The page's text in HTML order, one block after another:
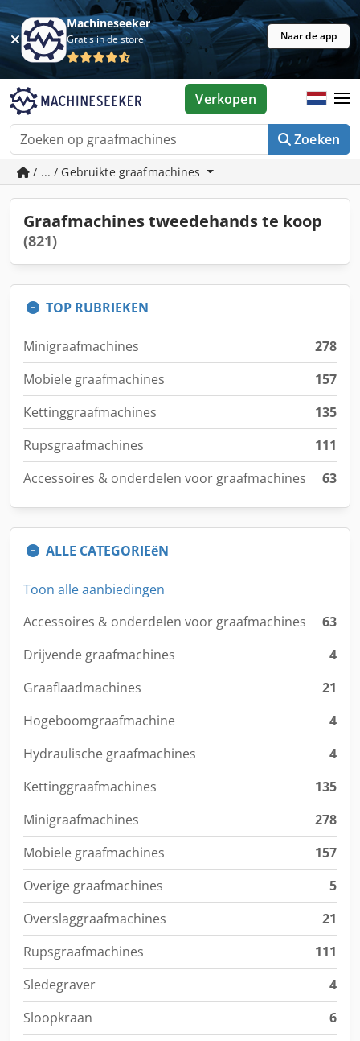
Machineseeker
Gratis in de store Naar de app
Zoeken
Verkopen
/ ... / Gebruikte graafmachines
Graafmachines tweedehands te koop
(821)
TOP RUBRIEKEN
Minigraafmachines
278
Mobiele graafmachines
157
Kettinggraafmachines
135
Rupsgraafmachines
111
Accessoires & onderdelen voor graafmachines
63
ALLE CATEGORIEëN
Toon alle aanbiedingen
Accessoires & onderdelen voor graafmachines
63
Drijvende graafmachines
4
Graaflaadmachines
21
Hogeboomgraafmachine
4
Hydraulische graafmachines
4
Kettinggraafmachines
135
Minigraafmachines
278
Mobiele graafmachines
157
Overige graafmachines
5
Overslaggraafmachines
21
Rupsgraafmachines
111
Sledegraver
4
Sloopkraan
6